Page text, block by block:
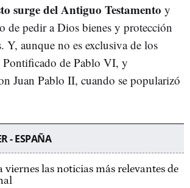
surgedel Antiguo Testamento y
de pedir a Dios bienes y protección
Y, aunque no es exclusiva de los
Pontificado de Pablo VI, y
Juan Pablo II, cuando se popularizó
- ESPAÑA
viernes las noticias más relevantes de